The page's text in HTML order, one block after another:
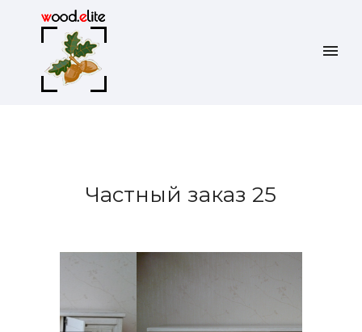
Частный заказ 25